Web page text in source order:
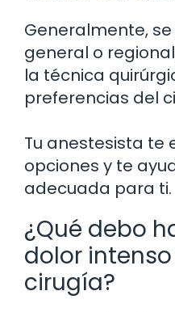
Generalmente,
general o
la técnica
preferencias del
Tu anestesista te
opciones y te
adecuada para ti.
¿Qué debo
dolor
cirugía?